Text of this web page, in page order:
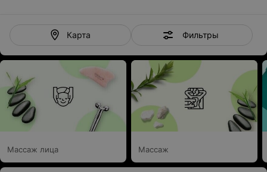
Карта Фильтры
Массаж лица Массаж